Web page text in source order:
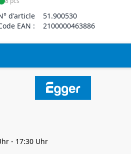
d'article
51.900530
EAN :
2100000463886
- 17:30 Uhr